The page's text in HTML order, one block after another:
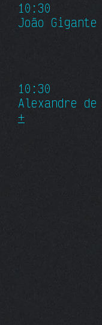
10:30
João Gigante
10:30
Alexandre de
+